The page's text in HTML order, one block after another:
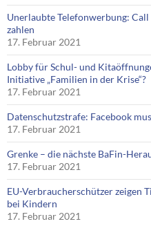
Unerlaubte Telefonwerbung:
zahlen
17. Februar 2021
Lobby für Schul- und
Initiative „Familien in der Krise“?
17. Februar 2021
Datenschutzstrafe: Facebook
17. Februar 2021
Grenke – die nächste BaFin-
17. Februar 2021
EU-Verbraucherschützer zeigen
bei Kindern
17. Februar 2021